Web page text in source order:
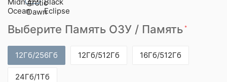
Выберите Память ОЗУ / Память *
12Гб/256Гб 12Гб/512Гб 16Гб/512Гб
24Гб/1Тб